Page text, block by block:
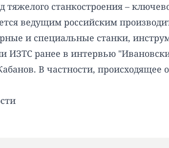
тяжелого станкостроения –
ведущим российским
и специальные станки,
ИЗТС ранее в интервью
В частности, происходящее